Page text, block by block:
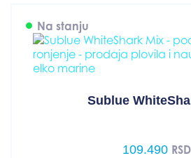
Na stanju
Sublue
109.490 RSD